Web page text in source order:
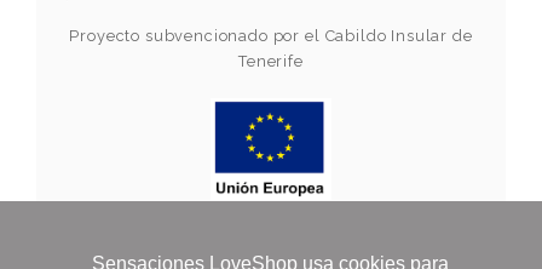
Proyecto subvencionado por el Cabildo Insular de
Tenerife
Sensaciones LoveShop usa cookies para